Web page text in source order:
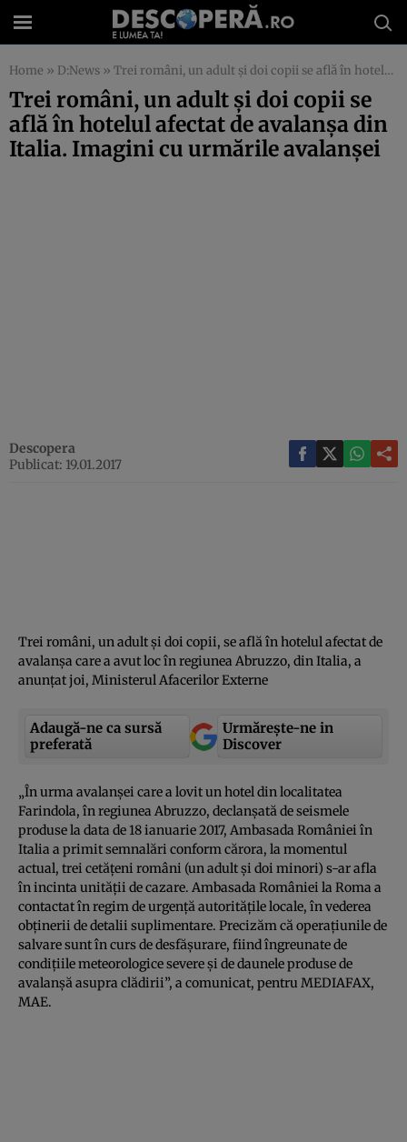
Home » D:News » Trei români, un adult şi doi copii se află în hotelul afectat de avalanşa din Italia. Imagini cu urmările avalanşei
Trei români, un adult şi doi copii se
află în hotelul afectat de avalanşa din
Italia. Imagini cu urmările avalanşei
Descopera
Publicat: 19.01.2017
Trei români, un adult şi doi copii, se află în hotelul afectat de
avalanşa care a avut loc în regiunea Abruzzo, din Italia, a
anunţat joi, Ministerul Afacerilor Externe
Adaugă-ne ca sursă
preferată
Urmărește-ne in
Discover
„În urma avalanşei care a lovit un hotel din localitatea
Farindola, în regiunea Abruzzo, declanşată de seismele
produse la data de 18 ianuarie 2017, Ambasada României în
Italia a primit semnalări conform cărora, la momentul
actual, trei cetăţeni români (un adult şi doi minori) s-ar afla
în incinta unităţii de cazare. Ambasada României la Roma a
contactat în regim de urgenţă autorităţile locale, în vederea
obţinerii de detalii suplimentare. Precizăm că operaţiunile de
salvare sunt în curs de desfăşurare, fiind îngreunate de
condiţiile meteorologice severe şi de daunele produse de
avalanşă asupra clădirii”, a comunicat, pentru MEDIAFAX,
MAE.